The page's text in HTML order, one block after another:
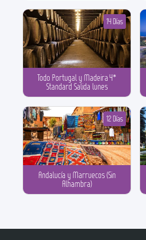
Todo Portugal y Madeira 4*
Standard Salida lunes
14 Días
Andalucía y Marruecos (Sin
Alhambra)
12 Días